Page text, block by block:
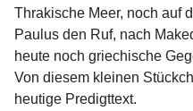
Thrakische Meer, noch auf
Paulus den Ruf, nach
heute noch griechische
Von diesem kleinen
heutige Predigttext.